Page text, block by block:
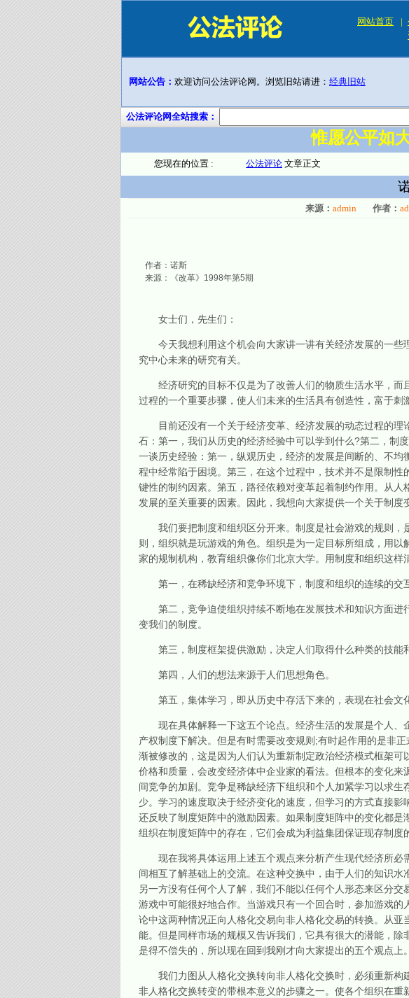
网站首页 |
网站公告： 欢迎访问公法评论网。浏览旧站请进： 经典旧站
公法评论网全站搜索：
惟愿公平如
您现在的位置 : 公法评论 文章正文
来源： admin 作者：
作者：诺斯
来源：《改革》1998年第5期
女士们，先生们：
今天我想利用这个机会向大家讲一讲有关经济发展的一些
究中心未来的研究有关。
经济研究的目标不仅是为了改善人们的物质生活水平，而
过程的一个重要步骤，使人们未来的生活具有创造性，富于刺
目前还没有一个关于经济变革、经济发展的动态过程的理
石：第一，我们从历史的经济经验中可以学到什么?第二，制
一谈历史经验：第一，纵观历史，经济的发展是间断的、不
程中经常陷于困境。第三，在这个过程中，技术并不是限制
键性的制约因素。第五，路径依赖对变革起着制约作用。从
发展的至关重要的因素。因此，我想向大家提供一个关于制度
我们要把制度和组织区分开来。制度是社会游戏的规则，
则，组织就是玩游戏的角色。组织是为一定目标所组成，用
家的规制机构，教育组织像你们北京大学。用制度和组织这样
第一，在稀缺经济和竞争环境下，制度和组织的连续的交
第二，竞争迫使组织持续不断地在发展技术和知识方面进
变我们的制度。
第三，制度框架提供激励，决定人们取得什么种类的技能
第四，人们的想法来源于人们思想角色。
第五，集体学习，即从历史中存活下来的，表现在社会文
现在具体解释一下这五个论点。经济生活的发展是个人、
产权制度下解决。但是有时需要改变规则;有时起作用的是非
渐被修改的，这是因为人们认为重新制定政治经济模式框架
价格和质量，会改变经济体中企业家的看法。但根本的变化
间竞争的加剧。竞争是稀缺经济下组织和个人加紧学习以求
少。学习的速度取决于经济变化的速度，但学习的方式直接
还反映了制度矩阵中的激励因素。如果制度矩阵中的变化都
组织在制度矩阵中的存在，它们会成为利益集团保证现存制度
现在我将具体运用上述五个观点来分析产生现代经济所必
间相互了解基础上的交流。在这种交换中，由于人们的知识
另一方没有任何个人了解，我们不能以任何个人形态来区分
游戏中可能很好地合作。当游戏只有一个回合时，参加游戏
论中这两种情况正向人格化交易向非人格化交易的转换。从
能。但是同样市场的规模又告诉我们，它具有很大的潜能，
是得不偿失的，所以现在回到我刚才向大家提出的五个观点上。
我们力图从人格化交换转向非人格化交换时，必须重新构
非人格化交换转变的带根本意义的步骤之一。使各个组织在